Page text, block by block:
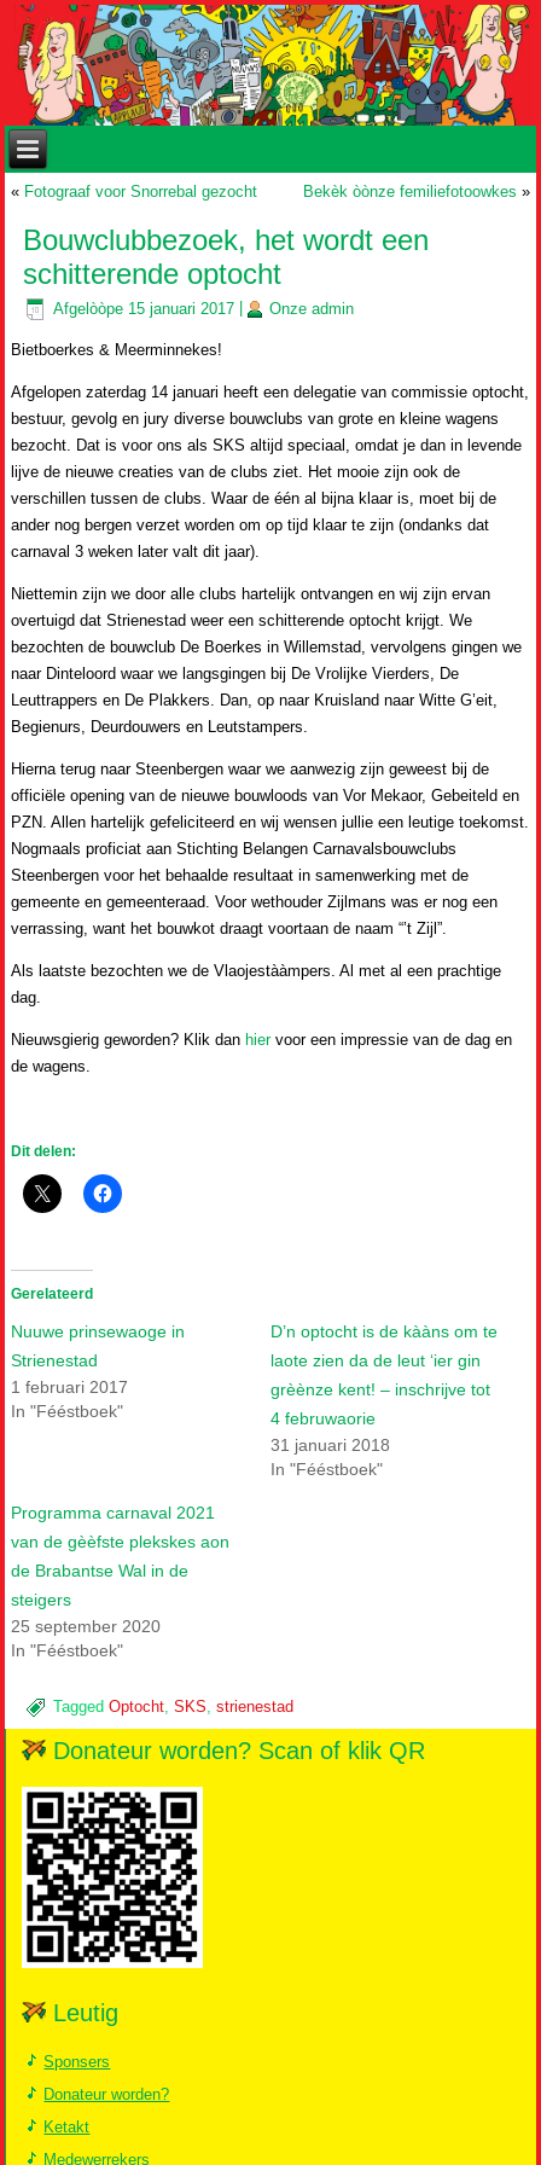
« Fotograaf voor Snorrebal gezocht Bekèk òònze femiliefotoowkes »
Bouwclubbezoek, het wordt een
schitterende optocht
Afgelòòpe 15 januari 2017 Onze admin
Bietboerkes & Meerminnekes!
Afgelopen zaterdag 14 januari heeft een delegatie van commissie optocht,
bestuur, gevolg en jury diverse bouwclubs van grote en kleine wagens
bezocht. Dat is voor ons als SKS altijd speciaal, omdat je dan in levende
lijve de nieuwe creaties van de clubs ziet. Het mooie zijn ook de
verschillen tussen de clubs. Waar de één al bijna klaar is, moet bij de
ander nog bergen verzet worden om op tijd klaar te zijn (ondanks dat
carnaval 3 weken later valt dit jaar).
Niettemin zijn we door alle clubs hartelijk ontvangen en wij zijn ervan
overtuigd dat Strienestad weer een schitterende optocht krijgt. We
bezochten de bouwclub De Boerkes in Willemstad, vervolgens gingen we
naar Dinteloord waar we langsgingen bij De Vrolijke Vierders, De
Leuttrappers en De Plakkers. Dan, op naar Kruisland naar Witte G’eit,
Begienurs, Deurdouwers en Leutstampers.
Hierna terug naar Steenbergen waar we aanwezig zijn geweest bij de
officiële opening van de nieuwe bouwloods van Vor Mekaor, Gebeiteld en
PZN. Allen hartelijk gefeliciteerd en wij wensen jullie een leutige toekomst.
Nogmaals proficiat aan Stichting Belangen Carnavalsbouwclubs
Steenbergen voor het behaalde resultaat in samenwerking met de
gemeente en gemeenteraad. Voor wethouder Zijlmans was er nog een
verrassing, want het bouwkot draagt voortaan de naam “’t Zijl”.
Als laatste bezochten we de Vlaojestààmpers. Al met al een prachtige
dag.
Nieuwsgierig geworden? Klik dan hiervoor een impressie van de dag en
de wagens.
Dit delen:
Gerelateerd
Nuuwe prinsewaoge in
Strienestad
1 februari 2017
In "Fééstboek"
D’n optocht is de kààns om te
laote zien da de leut ‘ier gin
grèènze kent! – inschrijve tot
4 februwaorie
31 januari 2018
In "Fééstboek"
Programma carnaval 2021
van de gèèfste plekskes aon
de Brabantse Wal in de
steigers
25 september 2020
In "Fééstboek"
Tagged Optocht ,SKS ,strienestad
Donateur worden? Scan of klik QR
Leutig
Sponsers
Donateur worden?
Ketakt
Medewerrekers